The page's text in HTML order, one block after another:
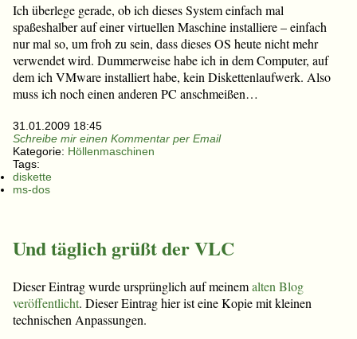
Ich überlege gerade, ob ich dieses System einfach mal
spaßeshalber auf einer virtuellen Maschine installiere – einfach
nur mal so, um froh zu sein, dass dieses OS heute nicht mehr
verwendet wird. Dummerweise habe ich in dem Computer, auf
dem ich VMware installiert habe, kein Diskettenlaufwerk. Also
muss ich noch einen anderen PC anschmeißen…
31.01.2009 18:45
Schreibe mir einen Kommentar per Email
Kategorie: Höllenmaschinen
Tags:
diskette
ms-dos
Und täglich grüßt der VLC
Dieser Eintrag wurde ursprünglich auf meinemalten Blog
veröffentlicht. Dieser Eintrag hier ist eine Kopie mit kleinen
technischen Anpassungen.